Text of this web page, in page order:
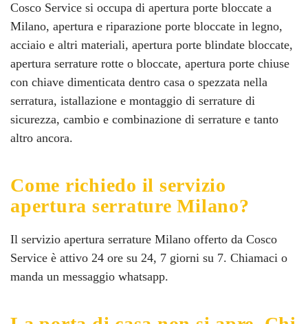
Cosco Service si occupa di apertura porte bloccate a
Milano, apertura e riparazione porte bloccate in legno,
acciaio e altri materiali, apertura porte blindate bloccate,
apertura serrature rotte o bloccate, apertura porte chiuse
con chiave dimenticata dentro casa o spezzata nella
serratura, istallazione e montaggio di serrature di
sicurezza, cambio e combinazione di serrature e tanto
altro ancora.
Come richiedo il servizio
apertura serrature Milano?
Il servizio apertura serrature Milano offerto da Cosco
Service è attivo 24 ore su 24, 7 giorni su 7. Chiamaci o
manda un messaggio whatsapp.